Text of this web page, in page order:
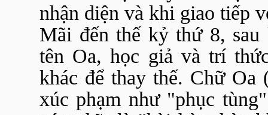
nhận diện và khi giao tiếp
Mãi đến thế kỷ thứ 8, sau
tên Oa, học giả và trí
khác để thay thế. Chữ Oa
xúc phạm như "phục